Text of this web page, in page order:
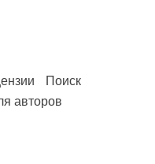
Поиск
авторов